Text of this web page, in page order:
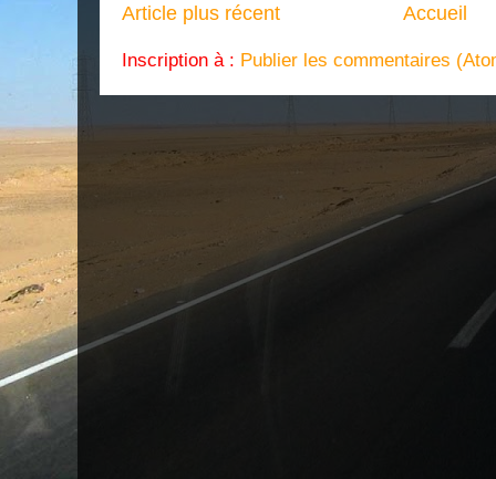
Article plus récent Accueil
Inscription à : Publier les commentaires